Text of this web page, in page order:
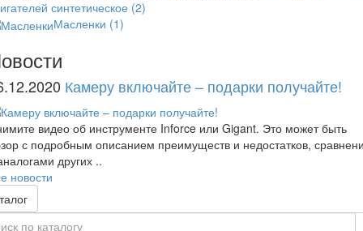
синтетическое (2)
Масленки (1)
Камеру включайте – подарки получайте!
видео об инструменте Inforce или Gigant. Это может быть
с подробным описанием преимуществ и недостатков,
других ..
новости